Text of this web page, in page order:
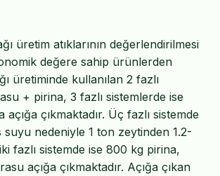
üretim atıklarının değerlendirilmesi
değere sahip ürünlerden
üretiminde kullanılan 2 fazlı
+ pirina, 3 fazlı sistemlerde ise
çıkmaktadır. Üç fazlı sistemde
nedeniyle 1 ton zeytinden 1.2-
fazlı sistemde ise 800 kg pirina,
açığa çıkmaktadır. Açığa çıkan